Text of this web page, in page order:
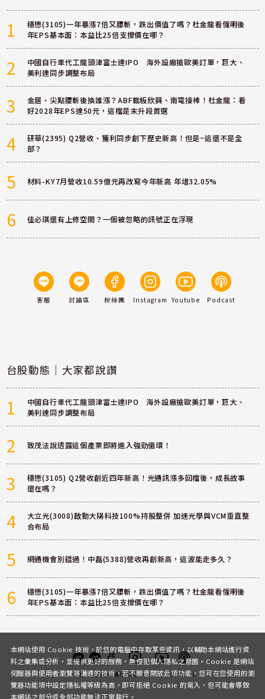
1
穩懋(3105)一年暴漲7倍又腰斬，跌出價值了嗎？杜金龍看懂明後
年EPS基本面：本益比25倍支撐價在哪？
2
中國自行車代工龍頭津富士達IPO 海外設廠搶歐美訂單，巨大、
美利達同步調整布局
3
金居、尖點腰斬後換誰漲？ABF載板欣興、南電接棒！杜金龍：看
好2028年EPS達50元，這檔是末升段首選
4
研華(2395) Q2營收、獲利同步創下歷史新高！但是~這還不是全
部？
5 材料-KY7月營收10.59億元再改寫今年新高 年增32.05%
6 佳必琪還有上修空間？一個被忽略的訊號正在浮現
客服 討論區 粉絲團 Instagram Youtube Podcast
台股動態｜大家都說讚
1
中國自行車代工龍頭津富士達IPO 海外設廠搶歐美訂單，巨大、
美利達同步調整布局
2 致茂法說透露這個產業即將進入強勁循環！
3
穩懋(3105) Q2營收創近四年新高！光通訊漲多回檔後，成長故事
還在嗎？
4
大立光(3008)啟動大陽科技100%持股整併 加速光學與VCM垂直整
合布局
5 網通機會別錯過！中磊(5388)營收再創新高，這波能走多久？
6
穩懋(3105)一年暴漲7倍又腰斬，跌出價值了嗎？杜金龍看懂明後
年EPS基本面：本益比25倍支撐價在哪？
客服 討論區粉絲團InstagramYoutubePodcast
本網站使用 Cookie 技術，於您的電腦中存取某些資訊，以輔助本網站進行資
料之彙集或分析，並提供更好的服務，無侵犯個人隱私之意圖。Cookie 是網站
伺服器與使用者瀏覽器溝通的技術，若不願意開放此項功能，您可在您使用的瀏
覽器功能項中設定隱私權等級為高，即可拒絕 Cookie 的寫入，但可能會導致
本網站之部分或全部功能無法正常執行。